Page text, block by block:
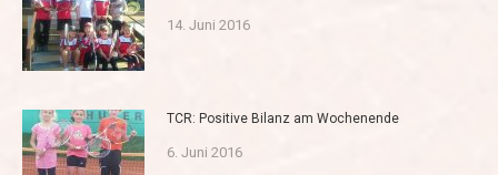
14. Juni 2016
TCR: Positive Bilanz am Wochenende
6. Juni 2016